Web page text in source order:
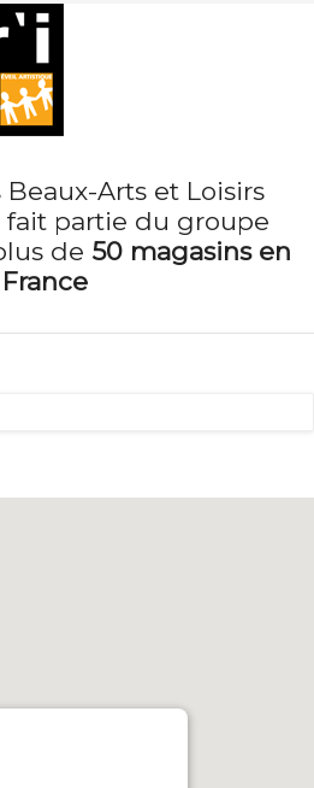
Beaux-Arts et Loisirs
fait partie du groupe
de 50 magasins en
France